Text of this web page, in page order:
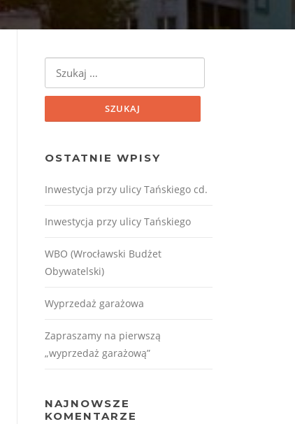
Szukaj:
OSTATNIE WPISY
Inwestycja przy ulicy Tańskiego cd.
Inwestycja przy ulicy Tańskiego
WBO (Wrocławski Budżet
Obywatelski)
Wyprzedaż garażowa
Zapraszamy na pierwszą
„wyprzedaż garażową”
NAJNOWSZE
KOMENTARZE